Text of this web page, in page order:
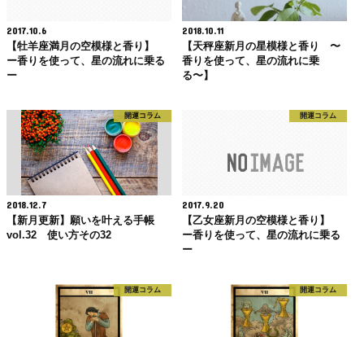
2017.10.6
【牡羊座満月の空模様と香り】
ー香りを使って、星の流れに乗る
ー
2018.10.11
【天秤座新月の星模様と香り 〜
香りを使って、星の流れに乗
る〜】
開運コラム
2018.12.7
【新月更新】願いを叶える手帳
vol.32 使い方その32
開運コラム
2017.9.20
【乙女座新月の空模様と香り】
ー香りを使って、星の流れに乗る
ー
開運コラム 開運コラム